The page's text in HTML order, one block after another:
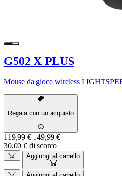
G502 X PLUS
Mouse da gioco wireless
Regala con un acquisto
119,99 € 149,99 €
30,00 € di sconto
Aggiungi al carrello